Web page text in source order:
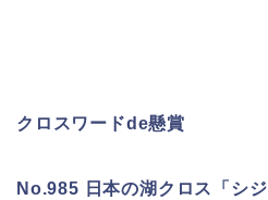
クロスワードde懸賞
No.985 日本の湖クロス「シ